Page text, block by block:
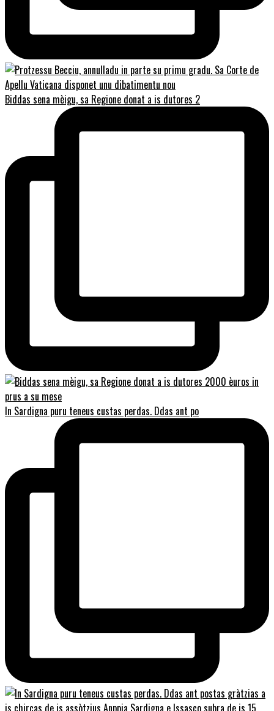
Biddas sena mèigu, sa Regione donat a is dutores 2
In Sardigna puru teneus custas perdas. Ddas ant po